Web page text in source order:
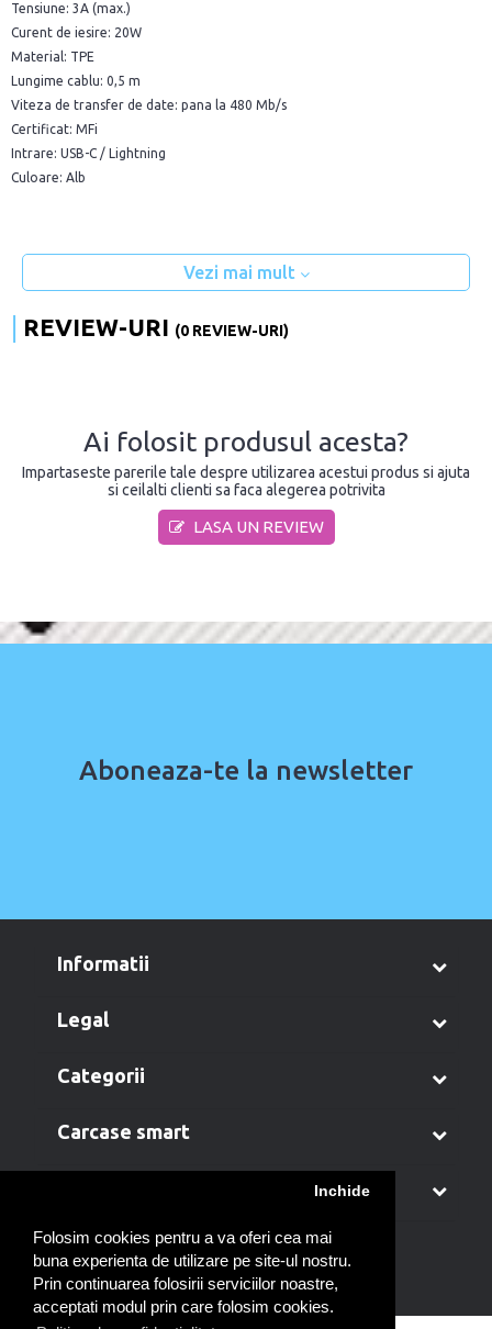
Folosim cookies pentru a va oferi cea mai
buna experienta de utilizare pe site-ul nostru.
Prin continuarea folosirii serviciilor noastre,
acceptati modul prin care folosim cookies.
Inchide
Tensiune: 3A (max.)
Curent de iesire: 20W
Material: TPE
Lungime cablu: 0,5 m
Viteza de transfer de date: pana la 480 Mb/s
Certificat: MFi
Intrare: USB-C / Lightning
Culoare: Alb
Vezi mai mult
REVIEW-URI (0 REVIEW-URI)
Ai folosit produsul acesta?
Impartaseste parerile tale despre utilizarea acestui produs si ajuta
si ceilalti clienti sa faca alegerea potrivita
LASA UN REVIEW
Aboneaza-te la newsletter
informatii
legal
categorii
carcase smart